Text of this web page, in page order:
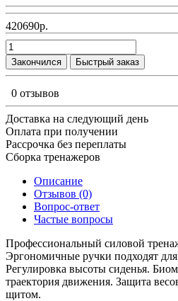
420690р.
Закончился Быстрый заказ
0 отзывов
Доставка на следующий день
Оплата при получении
Рассрочка без переплаты
Сборка тренажеров
Описание
Отзывов (0)
Вопрос-ответ
Частые вопросы
Профессиональный силовой
Эргономичные ручки подходят
Регулировка высоты сиденья.
траектория движения. Защита
щитом.